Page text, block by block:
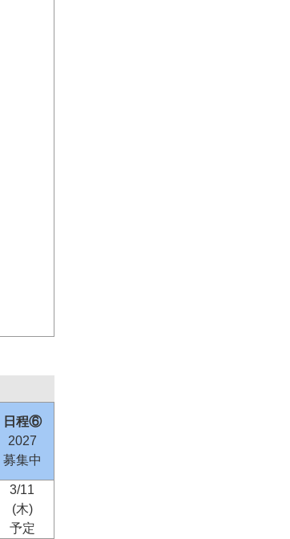
日程⑥
2027
募集中
3/11
(木)
予定